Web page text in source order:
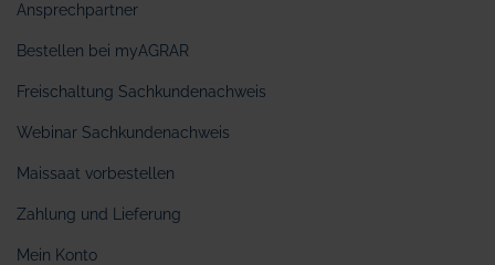
Ansprechpartner
Bestellen bei myAGRAR
Freischaltung Sachkundenachweis
Webinar Sachkundenachweis
Maissaat vorbestellen
Zahlung und Lieferung
Mein Konto